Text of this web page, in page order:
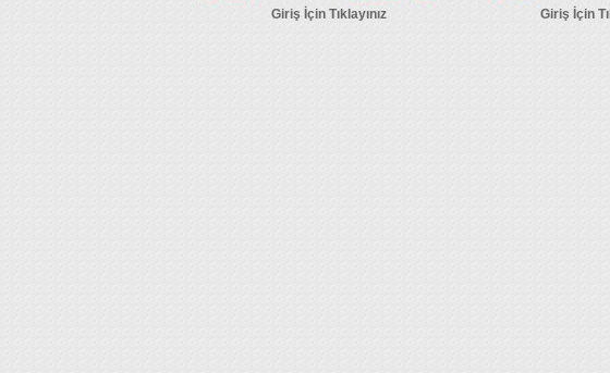
Giriş İçin Tıklayınız Giriş İçin